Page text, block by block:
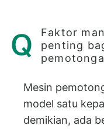
Faktor
penting
Mesin
model satu
demikian, ada